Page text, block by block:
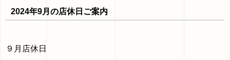
2024年9月の店休日ご案内
９月店休日